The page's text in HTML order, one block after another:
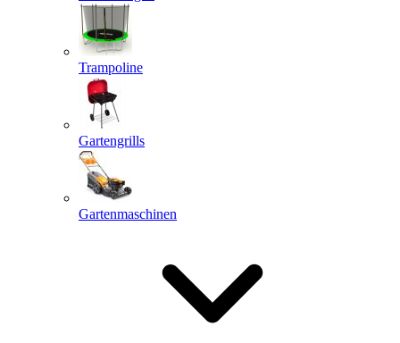
Trampoline
Gartengrills
Gartenmaschinen